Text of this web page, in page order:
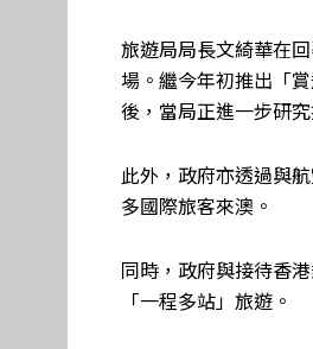
旅遊局局長文綺華在
場。繼今年初推出「
後，當局正進一步研
此外，政府亦透過與
多國際旅客來澳。
同時，政府與接待香
「一程多站」旅遊。